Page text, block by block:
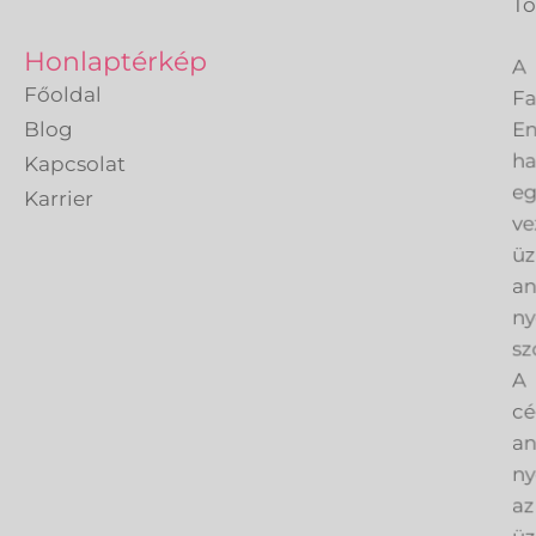
Honlaptérkép
Főoldal
Blog
Kapcsolat
Karrier
A
az